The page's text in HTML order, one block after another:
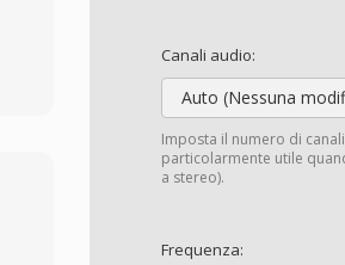
Canali audio:
Auto (Nessuna
Imposta il numero di
particolarmente utile
a stereo).
Frequenza: